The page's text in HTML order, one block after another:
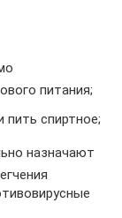
питания;
пить спиртное;
назначают